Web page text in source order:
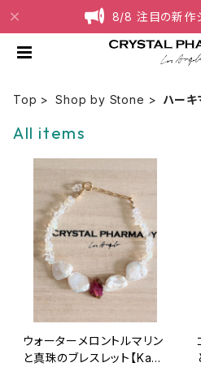
8/8 注目の新作
Top Shop by Stone ハーキ
All items
ウォーターメロントルマリン
と真珠のブレスレット【Kaua